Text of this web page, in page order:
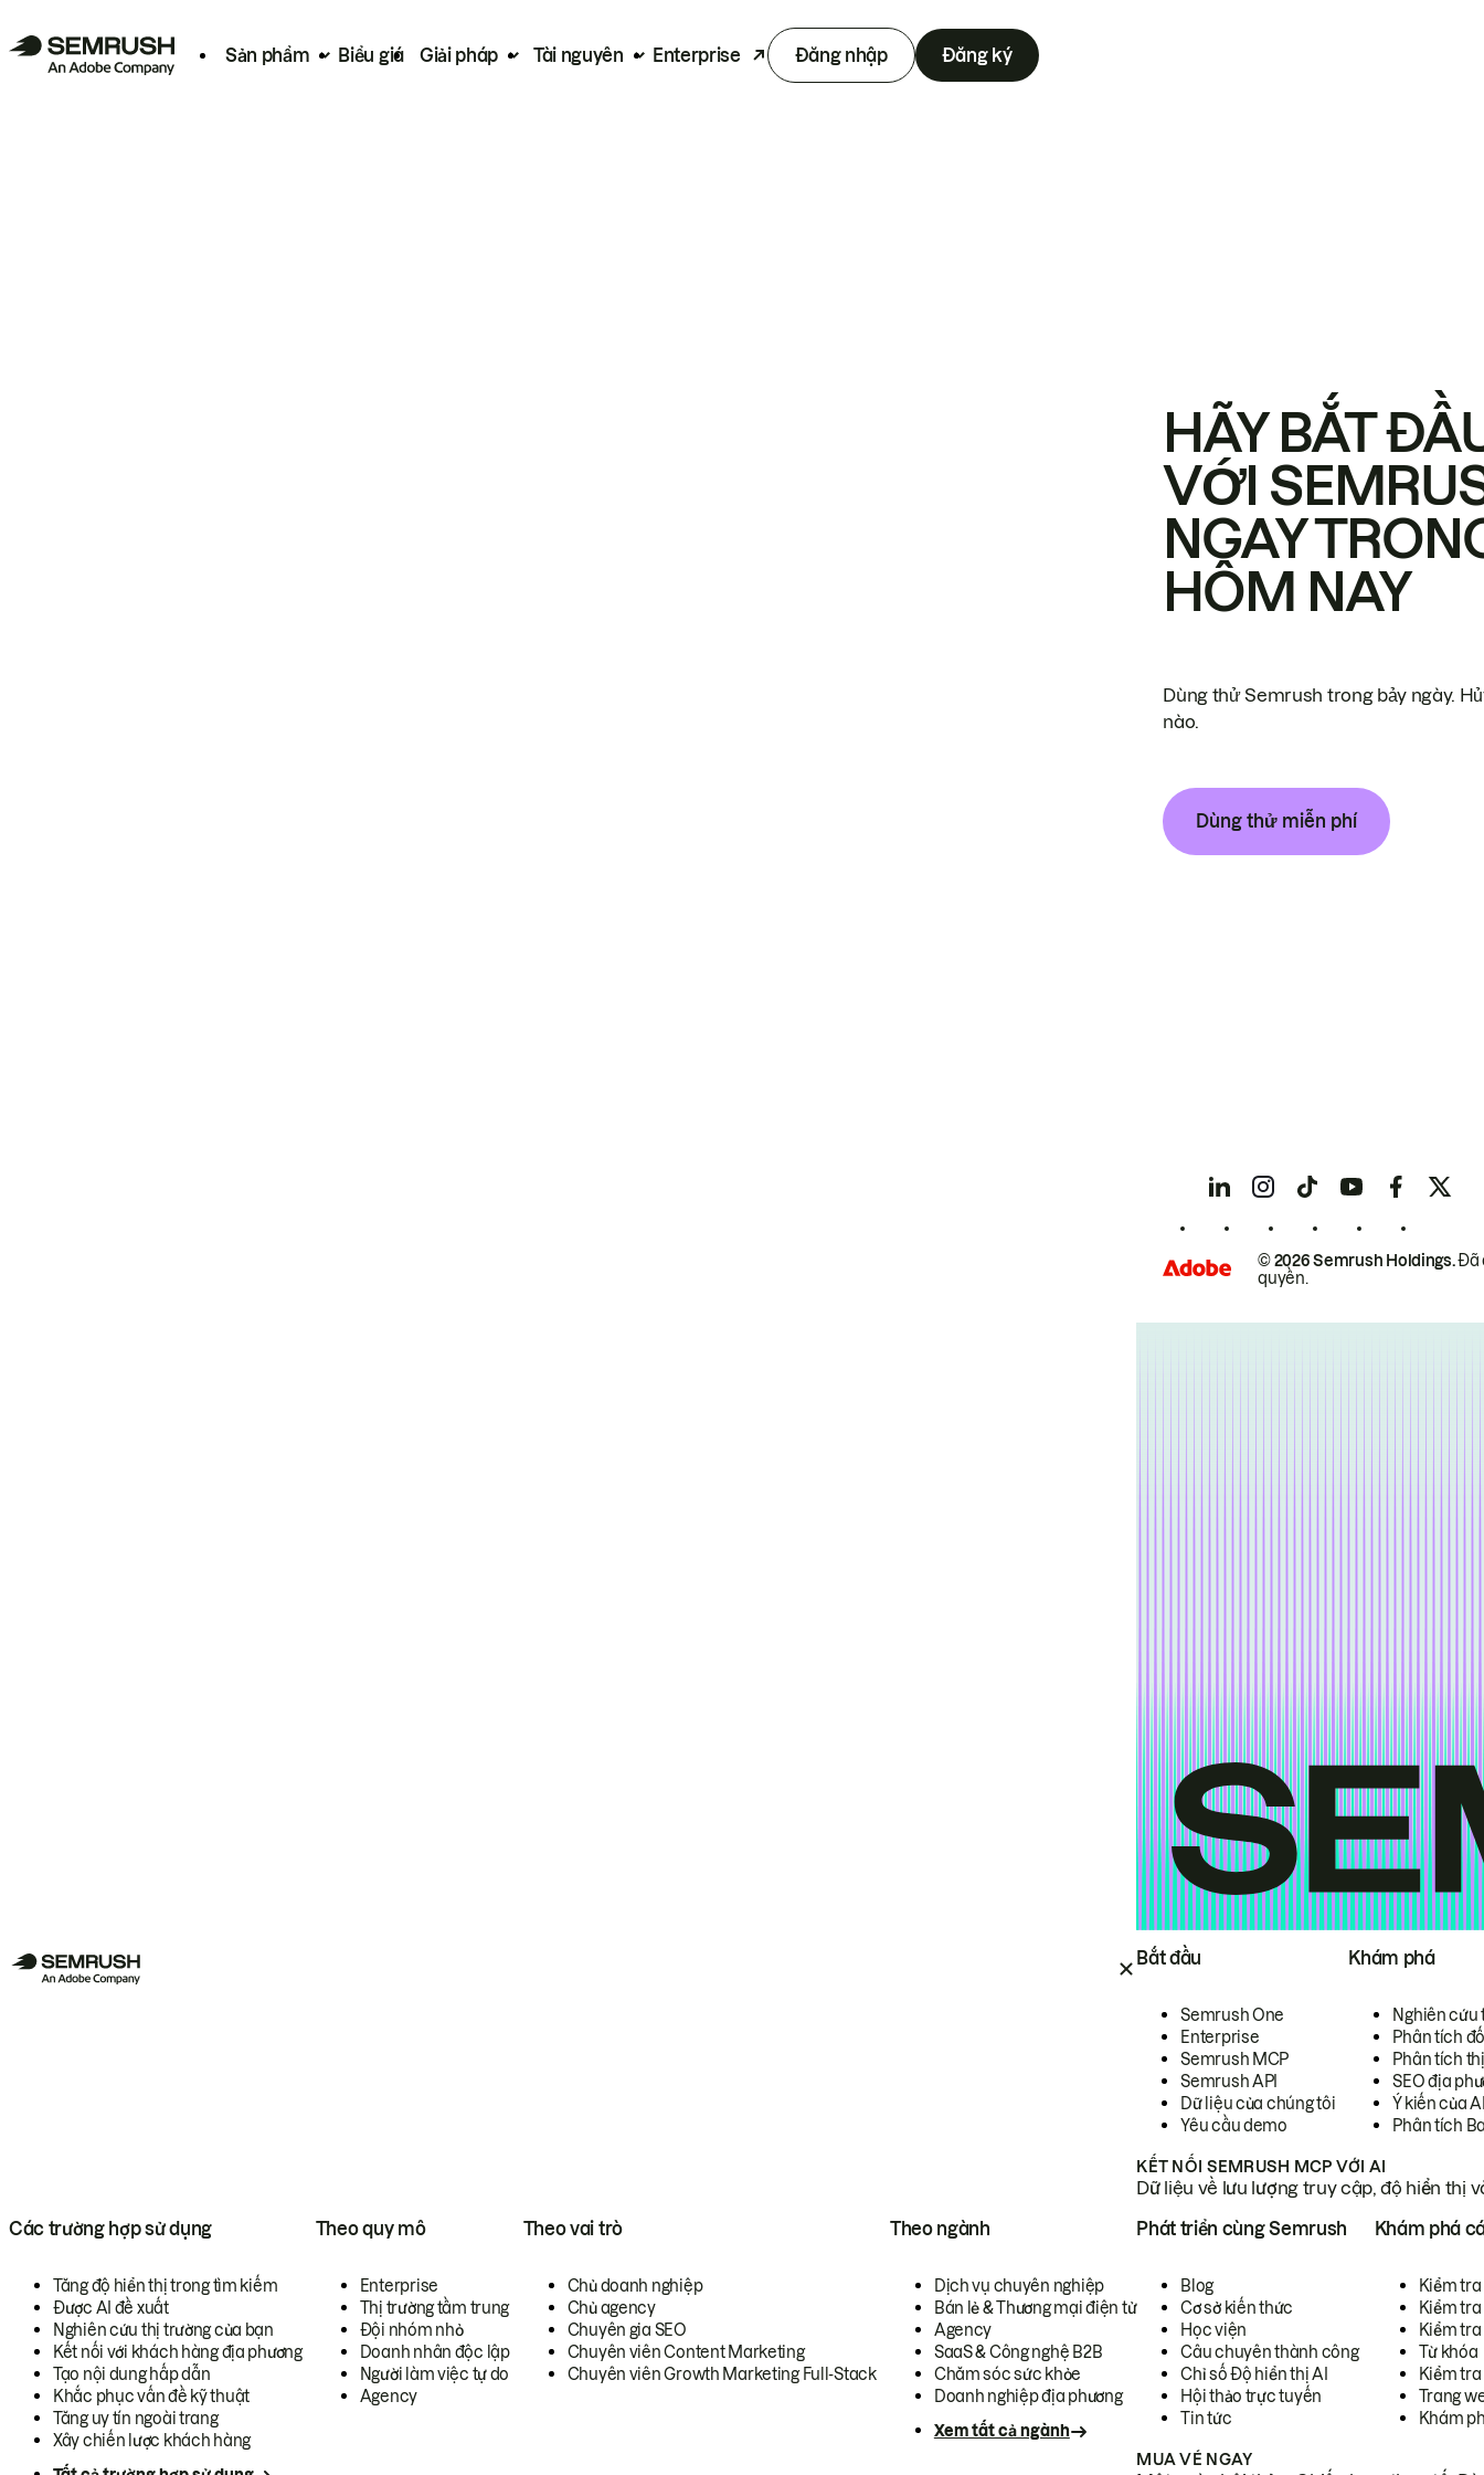
Sản phẩm Biểu giá Giải pháp Tài nguyên Enterprise Đăng nhập Đăng ký
Bắt đầu
Semrush One
Enterprise
Semrush MCP
Semrush API
Dữ liệu của chúng tôi
Yêu cầu demo
Khám phá
Nghiên cứu
Phân tích
Phân tích
SEO địa
Ý kiến của
Phân tích
KẾT NỐI SEMRUSH MCP VỚI AI
Dữ liệu về lưu lượng truy cập, độ hiển thị
Các trường hợp sử dụng
Tăng độ hiển thị trong tìm kiếm
Được AI đề xuất
Nghiên cứu thị trường của bạn
Kết nối với khách hàng địa phương
Tạo nội dung hấp dẫn
Khắc phục vấn đề kỹ thuật
Tăng uy tín ngoài trang
Xây chiến lược khách hàng
Theo quy mô
Enterprise
Thị trường tầm trung
Đội nhóm nhỏ
Doanh nhân độc lập
Người làm việc tự do
Agency
Theo vai trò
Chủ doanh nghiệp
Chủ agency
Chuyên gia SEO
Chuyên viên Content Marketing
Chuyên viên Growth Marketing Full-Stack
Theo ngành
Dịch vụ chuyên nghiệp
Bán lẻ & Thương mại điện tử
Agency
SaaS & Công nghệ B2B
Chăm sóc sức khỏe
Doanh nghiệp địa phương
Xem tất cả ngành
Phát triển cùng Semrush
Blog
Cơ sở kiến thức
Học viện
Câu chuyên thành công
Chỉ số Độ hiển thị AI
Hội thảo trực tuyến
Tin tức
Khám phá
Kiểm
Kiểm tra
Kiểm
Từ khóa
Kiểm
Trang
Khám
MUA VÉ NGAY
HÃY BẮT
VỚI
NGAY
HÔM NAY
Dùng thử Semrush trong bảy ngày.
nào.
Dùng thử miễn phí
© 2026 Semrush Holdings.Đã
quyền.